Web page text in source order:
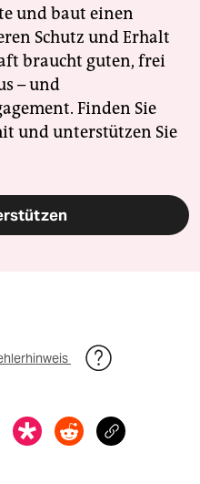
und baut einen
Schutz und Erhalt
braucht guten, frei
– und
Finden Sie
und unterstützen Sie